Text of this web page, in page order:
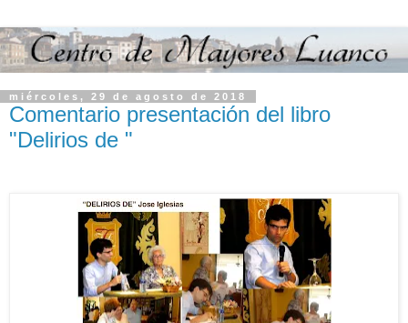
miércoles, 29 de agosto de 2018
Comentario presentación del libro
"Delirios de "